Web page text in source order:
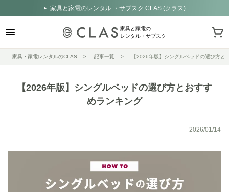
家具と家電のレンタル ・サブスク CLAS (クラス)
家具と家電の
レンタル・サブスク
家具・家電レンタルのCLAS 記事一覧 【2026年版】シングルベッドの選び方と
【2026年版】シングルベッドの選び方とおすす
めランキング
2026/01/14